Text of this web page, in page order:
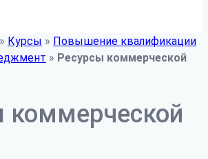
» Курсы » Повышение квалификации
» Ресурсы коммерческой
коммерческой